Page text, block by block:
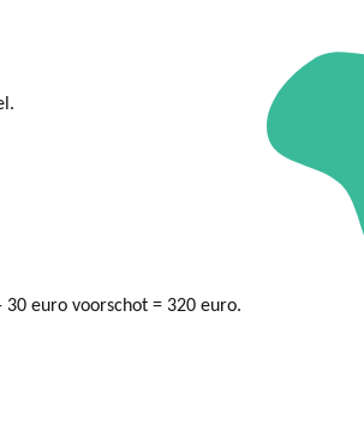
euro voorschot = 320 euro.